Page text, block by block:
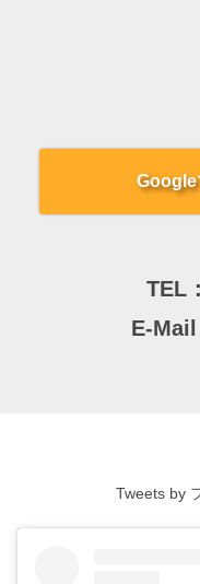
Google
TEL：
E-Mail
Tweets by